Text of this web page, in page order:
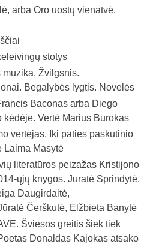
arba Oro uostų vienatvė.
stotys
Žvilgsnis.
Begalybės lygtis. Novelės
Baconas arba Diego
kėdėje. Vertė Marius Burokas
vertėjas. Iki paties paskutinio
Laima Masytė
literatūros peizažas Kristijono
ųjų knygos. Jūratė Sprindytė,
Daugirdaitė,
Čerškutė, Elžbieta Banytė
Šviesos greitis šiek tiek
Donaldas Kajokas atsako